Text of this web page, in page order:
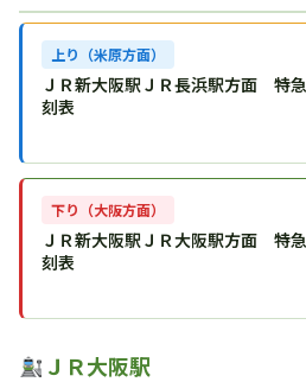
上り（米原方面）
ＪＲ新大阪駅ＪＲ長浜駅方面 特
刻表
下り（大阪方面）
ＪＲ新大阪駅ＪＲ大阪駅方面 特
刻表
ＪＲ大阪駅